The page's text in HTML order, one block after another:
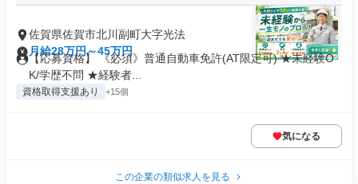
佐賀県佐賀市北川副町大字光法
月給28万円～45万円
【応募資格】 《必須》普通自動車免許(AT限定可) ★未経験O
K/学歴不問 ★経験者...
資格取得支援あり +15個
気になる
この企業の類似求人を見る